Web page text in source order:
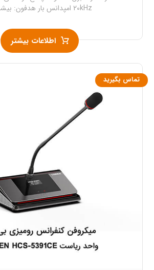
۲۰kHz امپدانس بار هدفون: بیشت...
اطلاعات بیشتر
تماس بگیرید